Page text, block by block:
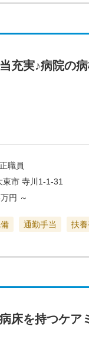
充実♪病院の
職員
東市 寺川1-1-31
円 ～
通勤手当 扶養
床を持つケ